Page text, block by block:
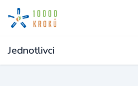
Jednotlivci